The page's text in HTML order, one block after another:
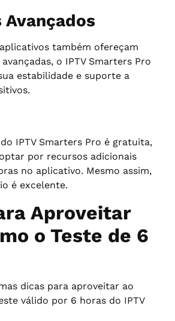
Avançados
também ofereçam
o IPTV Smarters Pro
estabilidade e suporte a
IPTV Smarters Pro é gratuita,
por recursos adicionais
no aplicativo. Mesmo assim,
é excelente.
Aproveitar
o Teste de 6
dicas para aproveitar ao
válido por 6 horas do IPTV